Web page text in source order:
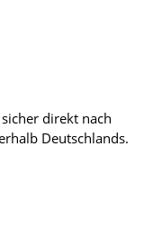
direkt nach
Deutschlands.